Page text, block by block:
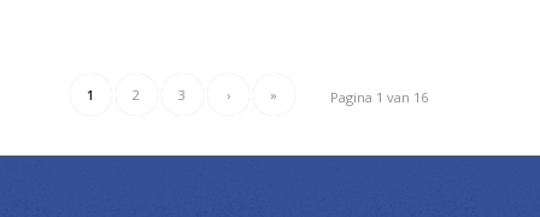
Pagina 1 van 16
1 2 3 › »